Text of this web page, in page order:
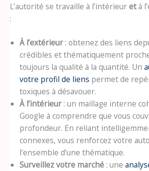
L’autorité se travaille à l’intérieuretà
:
À l’extérieur : obtenez des liens
crédibles et thématiquement
toujours la qualité à la quantité. Un
votre profil de liens permet de
toxiques à désavouer.
À l’intérieur : un maillage interne
Google à comprendre que vous
profondeur. En reliant
connexes, vous renforcez votre
l’ensemble d’une thématique.
Surveillez votre marché : une